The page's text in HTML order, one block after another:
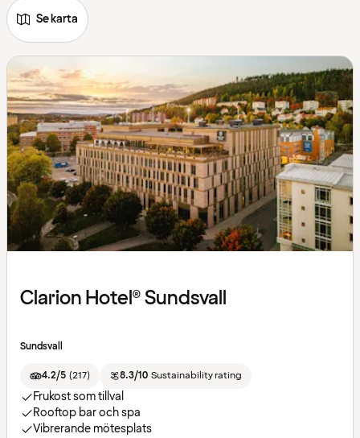
Se karta
Clarion Hotel® Sundsvall
Sundsvall
4.2/5 (217) 8.3/10 Sustainability rating
Frukost som tillval
Rooftop bar och spa
Vibrerande mötesplats